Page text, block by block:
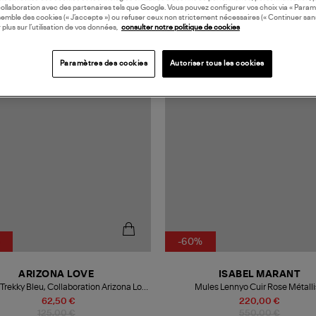
62,50 €
ARIZONA LOVE
Bleu, Collaboration Arizona Love
x Véronika Loubry
-60%
220,00 €
ISABEL MARANT
Mules Lennyo Cuir Rose
avec des partenaires tels que Google. Vous pouvez configurer vos choix via «
des cookies (« J’accepte ») ou refuser ceux non strictement nécessaires (« Continuer
plus sur l’utilisation de vos données,
consulter notre politique de cookies
Paramètres des cookies Autoriser tous les cookies